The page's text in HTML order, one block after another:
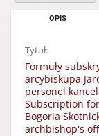
OPIS
Tytuł:
Formuły
arcybiskupa
personel
Subscription
Bogoria
archbishop's